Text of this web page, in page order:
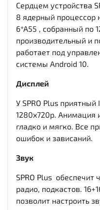
Сердцем устройства
8 ядерный процессор
6*A55 , собранный по
производительный и
работает под
системы Android 10.
Дисплей
У SPRO Plus
1280x720р. Анимация
гладко и мягко. Все
ошибок и зависаний.
Звук
SPRO Plus обеспечит
радио, подкастов.
позволит настроить